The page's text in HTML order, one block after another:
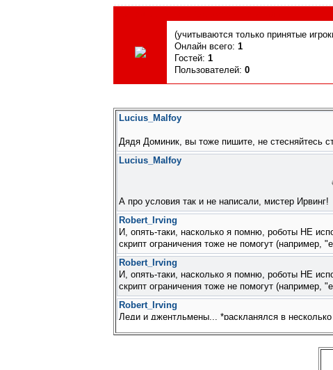
(учитываются только принятые
Онлайн всего: 1
Гостей: 1
Пользователей: 0